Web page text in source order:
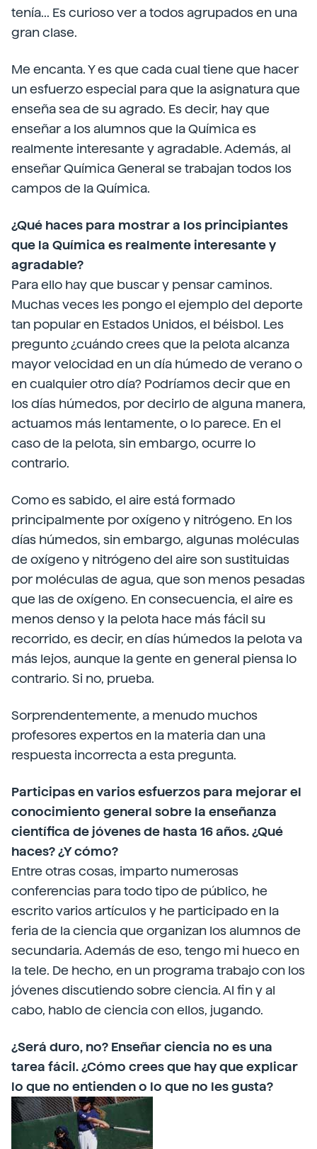
tenía... Es curioso ver a todos agrupados en una
gran clase.
Me encanta. Y es que cada cual tiene que hacer
un esfuerzo especial para que la asignatura que
enseña sea de su agrado. Es decir, hay que
enseñar a los alumnos que la Química es
realmente interesante y agradable. Además, al
enseñar Química General se trabajan todos los
campos de la Química.
¿Qué haces para mostrar a los principiantes
que la Química es realmente interesante y
agradable?
Para ello hay que buscar y pensar caminos.
Muchas veces les pongo el ejemplo del deporte
tan popular en Estados Unidos, el béisbol. Les
pregunto ¿cuándo crees que la pelota alcanza
mayor velocidad en un día húmedo de verano o
en cualquier otro día? Podríamos decir que en
los días húmedos, por decirlo de alguna manera,
actuamos más lentamente, o lo parece. En el
caso de la pelota, sin embargo, ocurre lo
contrario.
Como es sabido, el aire está formado
principalmente por oxígeno y nitrógeno. En los
días húmedos, sin embargo, algunas moléculas
de oxígeno y nitrógeno del aire son sustituidas
por moléculas de agua, que son menos pesadas
que las de oxígeno. En consecuencia, el aire es
menos denso y la pelota hace más fácil su
recorrido, es decir, en días húmedos la pelota va
más lejos, aunque la gente en general piensa lo
contrario. Si no, prueba.
Sorprendentemente, a menudo muchos
profesores expertos en la materia dan una
respuesta incorrecta a esta pregunta.
Participas en varios esfuerzos para mejorar el
conocimiento general sobre la enseñanza
científica de jóvenes de hasta 16 años. ¿Qué
haces? ¿Y cómo?
Entre otras cosas, imparto numerosas
conferencias para todo tipo de público, he
escrito varios artículos y he participado en la
feria de la ciencia que organizan los alumnos de
secundaria. Además de eso, tengo mi hueco en
la tele. De hecho, en un programa trabajo con los
jóvenes discutiendo sobre ciencia. Al fin y al
cabo, hablo de ciencia con ellos, jugando.
¿Será duro, no? Enseñar ciencia no es una
tarea fácil. ¿Cómo crees que hay que explicar
lo que no entienden o lo que no les gusta?